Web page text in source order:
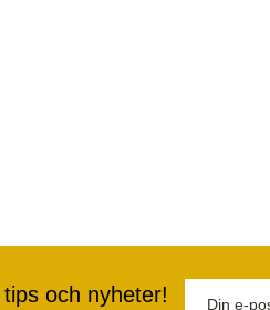
och nyheter!